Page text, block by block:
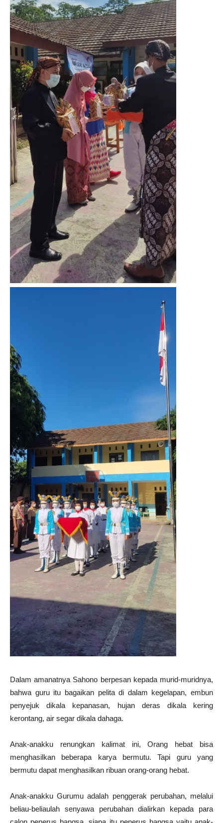
Dalam amanatnya Sahono berpesan kepada murid-muridnya,
bahwa guru itu bagaikan pelita di dalam kegelapan, embun
penyejuk dikala kepanasan, hujan deras dikala kering
kerontang, air segar dikala dahaga.
Anak-anakku renungkan kalimat ini, Orang hebat bisa
menghasilkan beberapa karya bermutu. Tapi guru yang
bermutu dapat menghasilkan ribuan orang-orang hebat.
Anak-anakku Gurumu adalah penggerak perubahan, melalui
beliau-beliaulah senyawa perubahan dialirkan kepada para